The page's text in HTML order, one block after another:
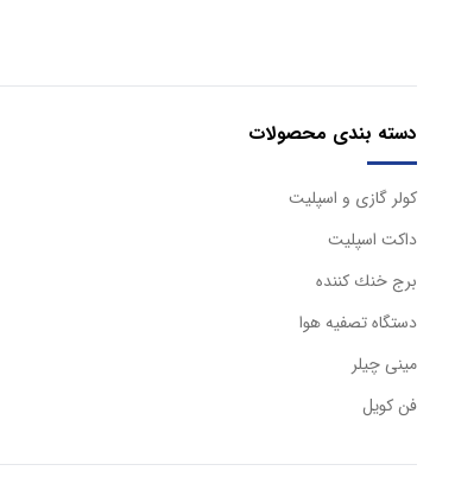
دسته بندی محصولات
كولر گازی و اسپليت
داكت اسپليت
برج خنك كننده
دستگاه تصفيه هوا
مینی چیلر
فن کویل